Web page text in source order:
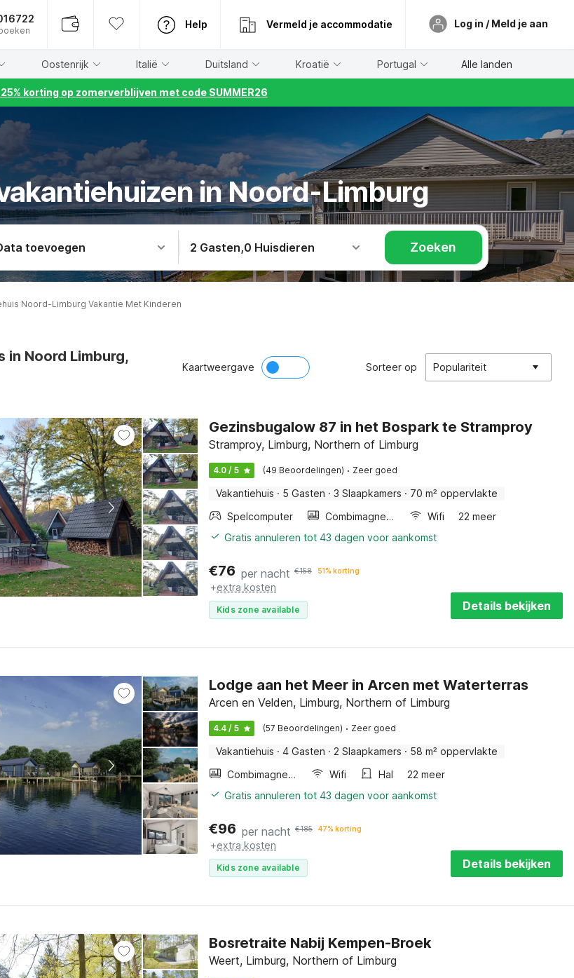
Help Vermeld je accommodatie Log in / Meld je aan
Oostenrijk Italië Duitsland Kroatië Portugal Alle landen
korting op zomerverblijven met code SUMMER26
in Noord-Limburg
toevoegen 2 Gasten,0 Huisdieren Zoeken
Noord-Limburg Vakantie Met Kinderen
in Noord Limburg,
Kaartweergave Sorteer op Populariteit
Gezinsbugalow 87 in het Bospark te Stramproy
Stramproy, Limburg, Northern of Limburg
4.0 / 5 (49 Beoordelingen) · Zeer goed
Vakantiehuis · 5 Gasten · 3 Slaapkamers · 70 m² oppervlakte
Spelcomputer
Combimagnetron Wifi
22 meer
Gratis annuleren tot 43 dagen voor aankomst
€76 per nacht €158 51% korting
+extra kosten
Kids zone available Details bekijken
Lodge aan het Meer in Arcen met Waterterras
Arcen en Velden, Limburg, Northern of Limburg
4.4 / 5 (57 Beoordelingen) · Zeer goed
Vakantiehuis · 4 Gasten · 2 Slaapkamers · 58 m² oppervlakte
Combimagnetron
Wifi Hal
22 meer
Gratis annuleren tot 43 dagen voor aankomst
€96 per nacht €185 47% korting
+extra kosten
Kids zone available Details bekijken
Bosretraite Nabij Kempen-Broek
Weert, Limburg, Northern of Limburg